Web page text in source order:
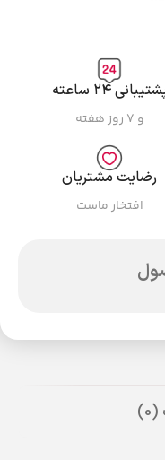
۲۴ ساعته
و ۷ روز هفته
رضایت مشتریان
افتخار ماست